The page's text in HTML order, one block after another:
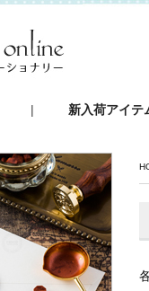
新入荷アイテ